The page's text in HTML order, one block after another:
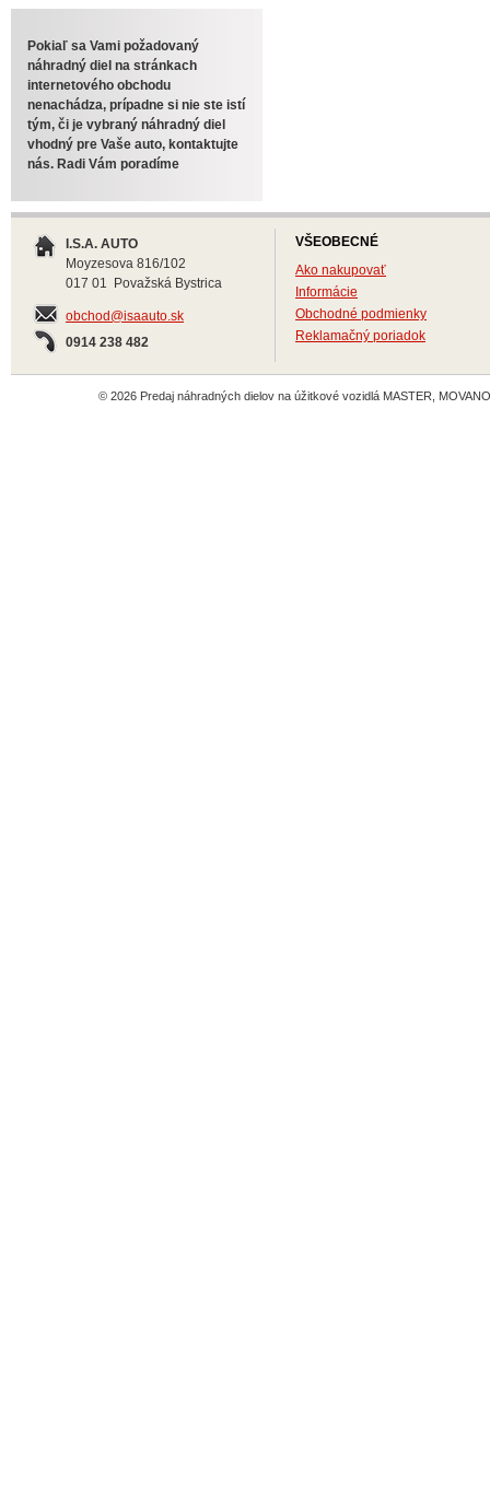
Pokiaľ sa Vami požadovaný
náhradný diel na stránkach
internetového obchodu
nenachádza, prípadne si nie ste istí
tým, či je vybraný náhradný diel
vhodný pre Vaše auto, kontaktujte
nás. Radi Vám poradíme
I.S.A. AUTO
Moyzesova 816/102
017 01 Považská Bystrica
obchod@isaauto.sk
0914 238 482
VŠEOBECNÉ
Ako nakupovať
Informácie
Obchodné podmienky
Reklamačný poriadok
© 2026 Predaj náhradných dielov na úžitkové vozidlá MASTER,